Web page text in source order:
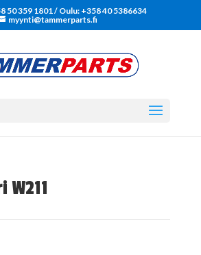
50 359 1801‬ / Oulu: +358 40 5386634
myynti@tammerparts.fi
W211